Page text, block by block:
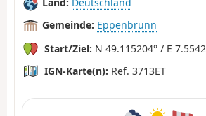
Gemeinde: Eppenbrunn
Start/Ziel: N 49.115204° / E
IGN-Karte(n): Ref. 3713ET